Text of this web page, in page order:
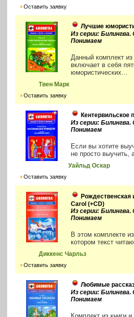
Оставить заявку
Лучшие
Из серии:
Понимаем
Данный комплект
включает в себя
юмористических...
Твен Марк
Оставить заявку
Кентервильское
Из серии:
Понимаем
Если вы хотите
не просто выучить,
Уайльд Оскар
Оставить заявку
Рождественская
Carol (+CD)
Из серии:
Понимаем
В этом комплекте
котором текст
Диккенс Чарльз
Оставить заявку
Любимые
Из серии:
Понимаем